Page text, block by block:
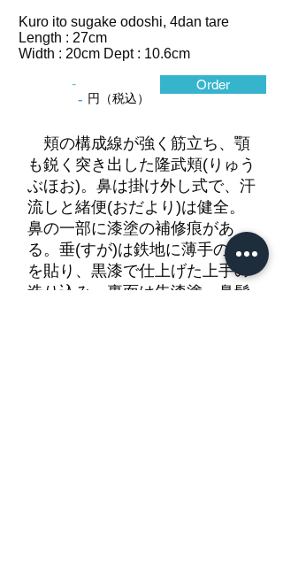
Kuro ito sugake odoshi, 4dan tare
Length : 27cm
Width : 20cm Dept : 10.6cm
-
- 円（税込）
Order
頬の構成線が強く筋立ち、顎
も鋭く突き出した隆武頬(りゅう
ぶほお)。鼻は掛け外し式で、汗
流しと緒便(おだより)は健全。
鼻の一部に漆塗の補修痕があ
る。垂(すが)は鉄地に薄手の革
を貼り、黒漆で仕上げた上手の
造り込み。裏面は朱漆塗。鼻髭